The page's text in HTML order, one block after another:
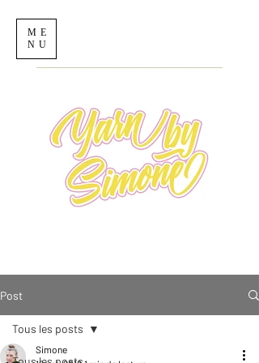
ME
NU
Post
Tous les posts
Simone